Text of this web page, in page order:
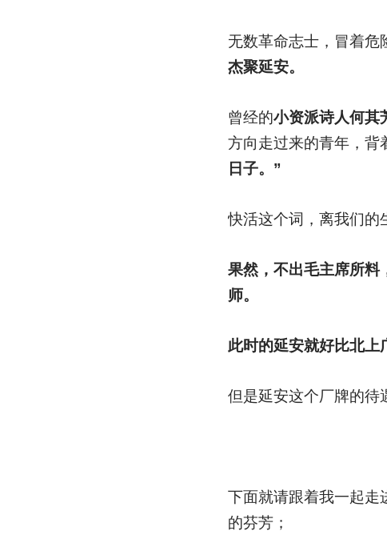
无数革命志士，冒着危
杰聚延安。
曾经的小资派诗人何其
方向走过来的青年，背
日子。”
快活这个词，离我们的
果然，不出毛主席所料
师。
此时的延安就好比北上
但是延安这个厂牌的待
下面就请跟着我一起
的芬芳；